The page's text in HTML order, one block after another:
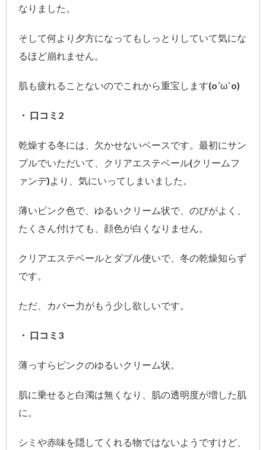
なりました。
そして何より夕方になってもしっとりしていて気にな
るほど崩れません。
肌も疲れることないのでこれから重宝します(o´ω`o)
・ 口コミ2
乾燥する冬には、欠かせないベースです。最初にサン
プルでいただいて、クリアエステベール(クリームフ
ァンデ)より、気にいってしまいました。
薄いピンク色で、ゆるいクリーム状で、のびがよく、
たくさん付けても、顔色が白くなりません。
クリアエステベールとダブル使いで、冬の乾燥知らず
です。
ただ、カバー力がもう少し欲しいです。
・ 口コミ3
薄っすらピンクのゆるいクリーム状。
肌に乗せると白濁は無くなり、肌の透明度が増した肌
に。
シミや赤味を隠してくれる物ではないようですけど、